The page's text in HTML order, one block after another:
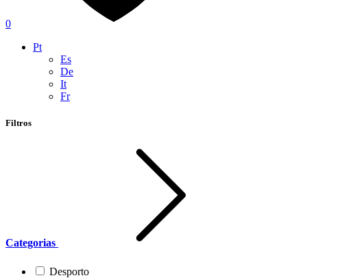
0
Pt
Es
De
It
Fr
Filtros
Categorias
Desporto